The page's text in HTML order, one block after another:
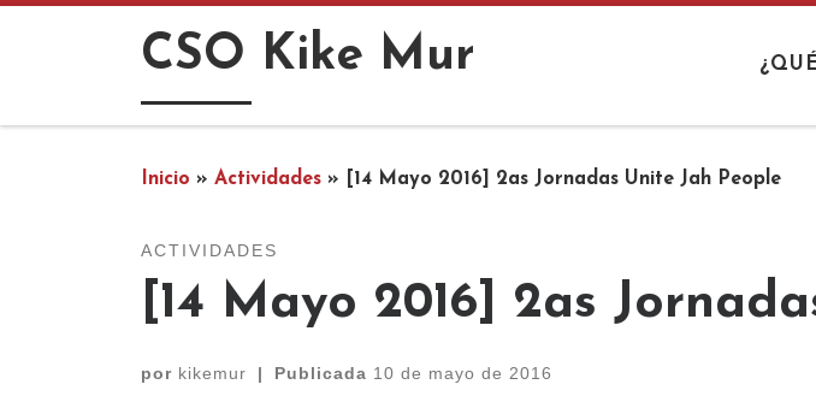
Saltar al contenidoCSO Kike Mur
Inicio » Actividades » [14 Mayo 2016] 2as Jornadas Unite Jah People
ACTIVIDADES
[14 Mayo 2016] 2as
por kikemur | Publicada 10 de mayo de 2016